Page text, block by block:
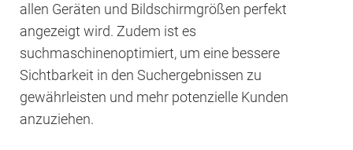
allen Geräten und Bildschirmgrößen perfekt
angezeigt wird. Zudem ist es
suchmaschinenoptimiert, um eine bessere
Sichtbarkeit in den Suchergebnissen zu
gewährleisten und mehr potenzielle Kunden
anzuziehen.